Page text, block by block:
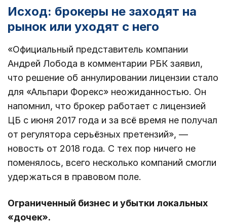
Исход: брокеры не заходят на
рынок или уходят с него
«Официальный представитель компании
Андрей Лобода в комментарии РБК заявил,
что решение об аннулировании лицензии стало
для «Альпари Форекс» неожиданностью. Он
напомнил, что брокер работает с лицензией
ЦБ с июня 2017 года и за всё время не получал
от регулятора серьёзных претензий», —
новость от 2018 года. С тех пор ничего не
поменялось, всего несколько компаний смогли
удержаться в правовом поле.
Ограниченный бизнес и убытки локальных
«дочек».